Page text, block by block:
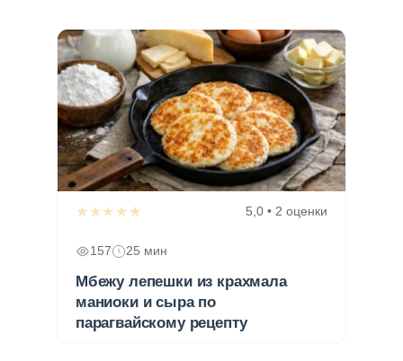
★★★★★ 5,0 • 2 оценки
157 25 мин
Мбежу лепешки из крахмала
маниоки и сыра по
парагвайскому рецепту